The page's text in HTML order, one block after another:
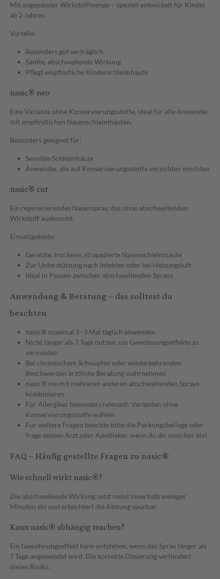
Mit angepasster Wirkstoffmenge – speziell entwickelt für Kinder
ab 2 Jahren.
Vorteile:
Besonders gut verträglich
Sanfte, abschwellende Wirkung
Pflegt empfindliche Kinderschleimhäute
nasic® neo
Eine Variante ohne Konservierungsstoffe, ideal für alle Anwender
mit empfindlichen Nasenschleimhäuten.
Besonders geeignet für:
Sensible Schleimhäute
Anwender, die auf Konservierungsstoffe verzichten möchten
nasic® cur
Ein regenerierendes Nasenspray, das ohne abschwellenden
Wirkstoff auskommt.
Einsatzgebiete:
Gereizte, trockene, strapazierte Nasenschleimhäute
Zur Unterstützung nach Infekten oder bei Heizungsluft
Ideal in Pausen zwischen abschwellenden Sprays
Anwendung & Beratung – das solltest du
beachten
nasic® maximal 2–3 Mal täglich anwenden
Nicht länger als 7 Tage nutzen, um Gewöhnungseffekte zu
vermeiden
Bei chronischem Schnupfen oder wiederkehrenden
Beschwerden ärztliche Beratung wahrnehmen
nasic® nie mit mehreren anderen abschwellenden Sprays
kombinieren
Für Allergiker besonders relevant: Varianten ohne
Konservierungsstoffe wählen
Für weitere Fragen beachte bitte die Packungsbeilage oder
frage deinen Arzt oder Apotheker, wenn du dir unsicher bist
FAQ – Häufig gestellte Fragen zu nasic®
Wie schnell wirkt nasic®?
Die abschwellende Wirkung setzt meist innerhalb weniger
Minuten ein und erleichtert die Atmung spürbar.
Kann nasic® abhängig machen?
Ein Gewöhnungseffekt kann entstehen, wenn das Spray länger als
7 Tage angewendet wird. Die korrekte Dosierung verhindert
dieses Risiko.